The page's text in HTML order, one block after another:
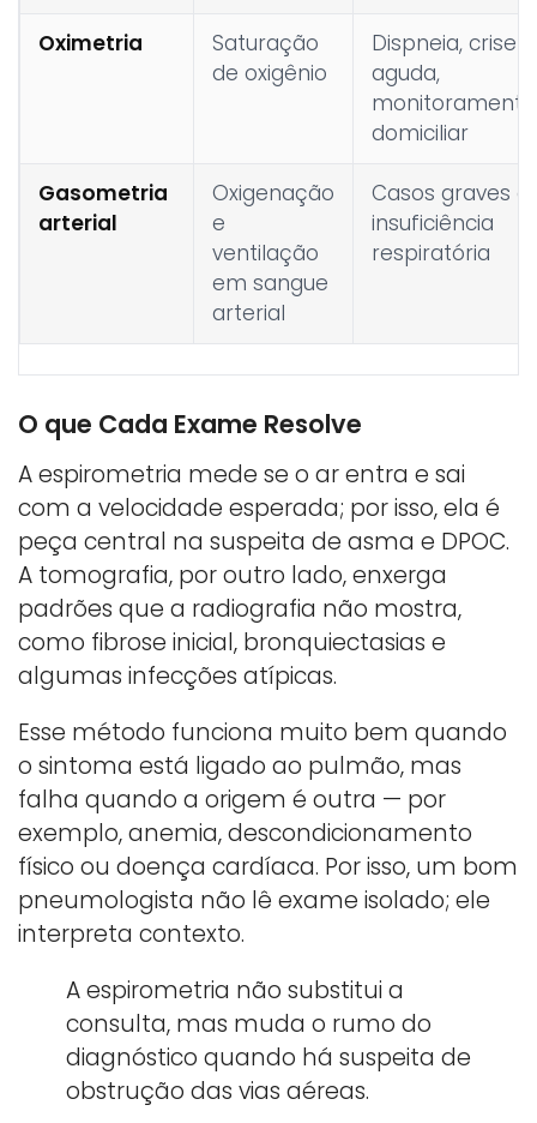
Oximetria
Saturação
de oxigênio
Dispneia, crise
aguda,
monitoramento
domiciliar
Gasometria
arterial
Oxigenação
e
ventilação
em sangue
arterial
Casos graves
insuficiência
respiratória
O que Cada Exame Resolve
A espirometria mede se o ar entra e sai
com a velocidade esperada; por isso, ela é
peça central na suspeita de asma e DPOC.
A tomografia, por outro lado, enxerga
padrões que a radiografia não mostra,
como fibrose inicial, bronquiectasias e
algumas infecções atípicas.
Esse método funciona muito bem quando
o sintoma está ligado ao pulmão, mas
falha quando a origem é outra — por
exemplo, anemia, descondicionamento
físico ou doença cardíaca. Por isso, um bom
pneumologista não lê exame isolado; ele
interpreta contexto.
A espirometria não substitui a
consulta, mas muda o rumo do
diagnóstico quando há suspeita de
obstrução das vias aéreas.